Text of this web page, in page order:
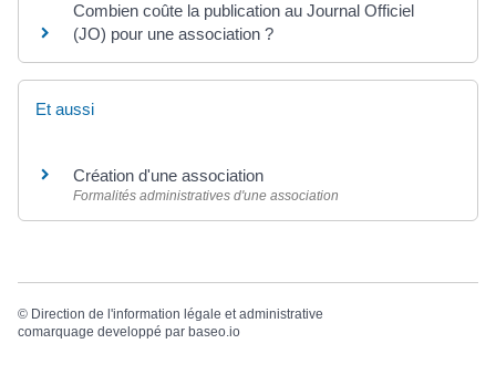
Combien coûte la publication au Journal Officiel
(JO) pour une association ?
Et aussi
Création d'une association
Formalités administratives d'une association
© Direction de l'information légale et administrative
comarquage developpé par baseo.io